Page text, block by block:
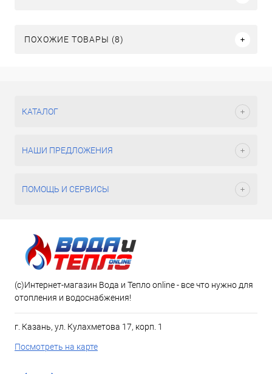
ПОХОЖИЕ ТОВАРЫ (8)
КАТАЛОГ
НАШИ ПРЕДЛОЖЕНИЯ
ПОМОЩЬ И СЕРВИСЫ
(c)Интернет-магазин Вода и Тепло online - все что нужно для
отопления и водоснабжения!
г. Казань, ул. Кулахметова 17, корп. 1
Посмотреть на карте